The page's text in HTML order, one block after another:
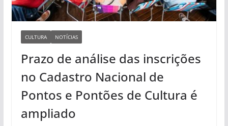
CULTURA NOTÍCIAS
Prazo de análise das inscrições
no Cadastro Nacional de
Pontos e Pontões de Cultura é
ampliado